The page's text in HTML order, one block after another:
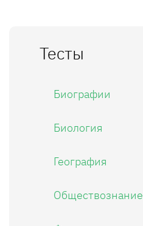
Тесты
Биографии
Биология
География
Обществознание